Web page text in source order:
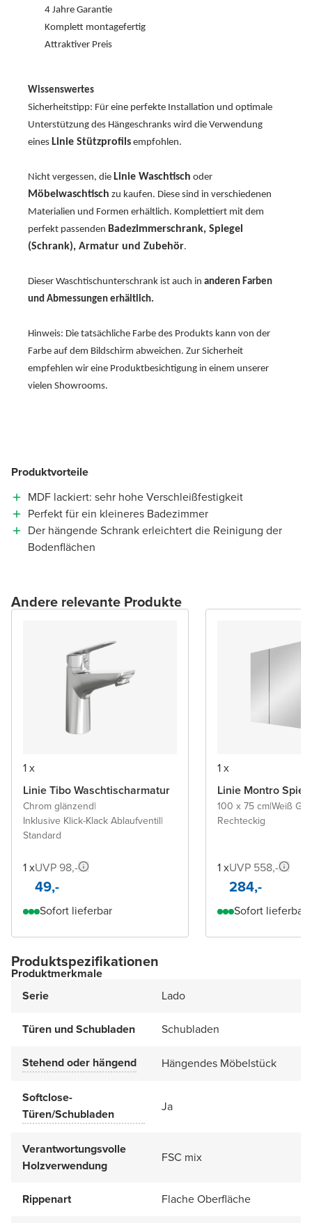
4 Jahre Garantie
Komplett montagefertig
Attraktiver Preis
Wissenswertes
Sicherheitstipp: Für eine perfekte Installation und optimale
Unterstützung des Hängeschranks wird die Verwendung
eines Linie Stützprofils empfohlen.
Nicht vergessen, die Linie Waschtisch oder
Möbelwaschtisch zu kaufen. Diese sind in verschiedenen
Materialien und Formen erhältlich. Komplettiert mit dem
perfekt passenden Badezimmerschrank, Spiegel
(Schrank), Armatur und Zubehör.
Dieser Waschtischunterschrank ist auch in anderen Farben
und Abmessungen erhältlich.
Hinweis: Die tatsächliche Farbe des Produkts kann von der
Farbe auf dem Bildschirm abweichen. Zur Sicherheit
empfehlen wir eine Produktbesichtigung in einem unserer
vielen Showrooms.
Produktvorteile
MDF lackiert: sehr hohe Verschleißfestigkeit
Perfekt für ein kleineres Badezimmer
Der hängende Schrank erleichtert die Reinigung der
Bodenflächen
Andere relevante Produkte
1 x
Linie Tibo Waschtischarmatur
Chrom glänzend|
Inklusive Klick-Klack Ablaufventil|
Standard
1 xUVP 98,-
49,-
Sofort lieferbar
1 x
Linie Montro
100 x 75 cm|Weiß
Rechteckig
1 xUVP 558,-
284,-
Sofort lieferbar
Produktspezifikationen
Produktmerkmale
Serie
Lado
Türen und Schubladen Schubladen
Stehend oder hängend Hängendes Möbelstück
Softclose-
Türen/Schubladen
Ja
Verantwortungsvolle
Holzverwendung
FSC mix
Rippenart Flache Oberfläche